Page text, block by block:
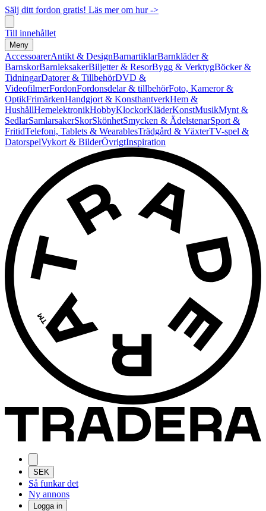
Sälj ditt fordon gratis! Läs mer om hur ->
Till innehållet
Meny
AccessoarerAntikt & DesignBarnartiklarBarnkläder &
BarnskorBarnleksakerBiljetter & ResorBygg & VerktygBöcker &
TidningarDatorer & TillbehörDVD &
VideofilmerFordonFordonsdelar & tillbehörFoto, Kameror &
OptikFrimärkenHandgjort & KonsthantverkHem &
HushållHemelektronikHobbyKlockorKläderKonstMusikMynt &
SedlarSamlarsakerSkorSkönhetSmycken & ÄdelstenarSport &
FritidTelefoni, Tablets & WearablesTrädgård & VäxterTV-spel &
DatorspelVykort & BilderÖvrigtInspiration
SEK
Så funkar det
Ny annons
Logga in